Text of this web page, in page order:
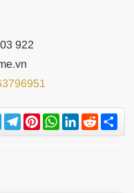
922
TwitterTelegram
PinterestWhatsApp
LinkedIn
Reddit